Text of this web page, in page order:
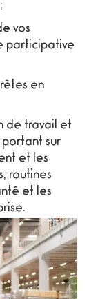
vos
participative
en
de travail et
portant sur
et les
routines
et les